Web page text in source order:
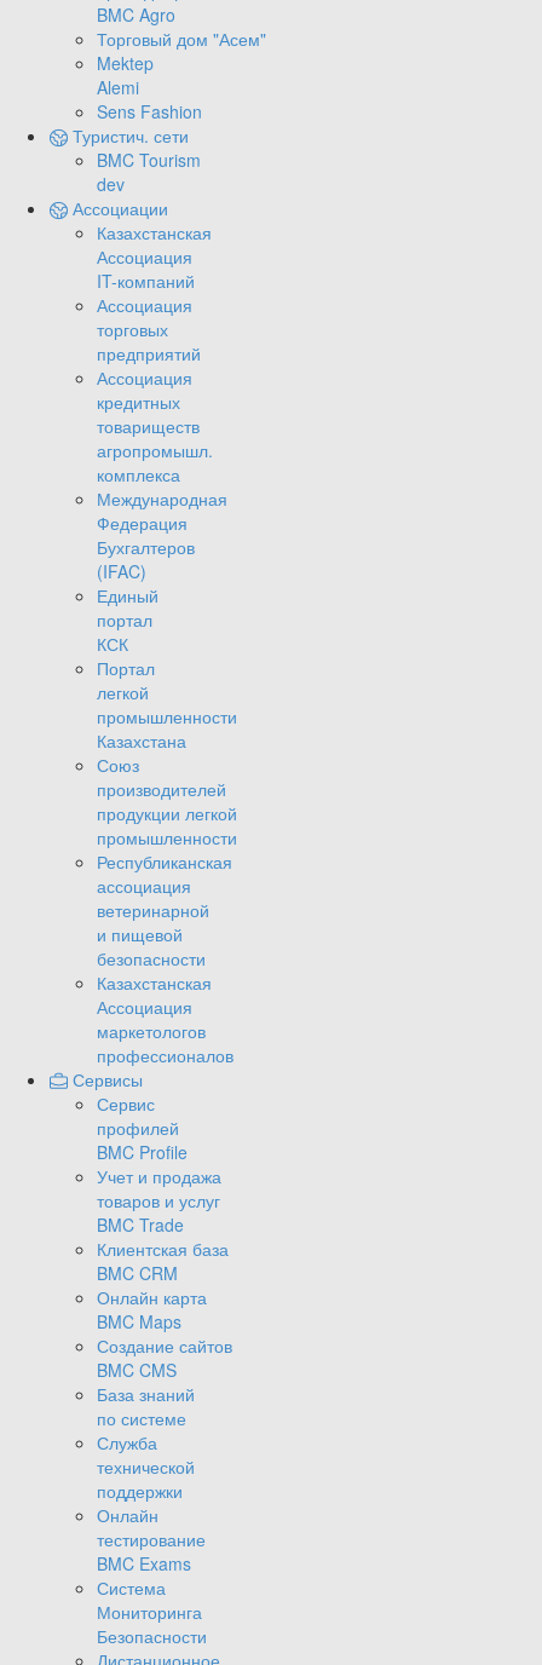
BMC Agro
Торговый дом "Асем"
Mektep
Alemi
Sens Fashion
Туристич. сети
BMC Tourism
dev
Ассоциации
Казахстанская
Ассоциация
IT-компаний
Ассоциация
торговых
предприятий
Ассоциация
кредитных
товариществ
агропромышл.
комплекса
Международная
Федерация
Бухгалтеров
(IFAC)
Единый
портал
КСК
Портал
легкой
промышленности
Казахстана
Союз
производителей
продукции легкой
промышленности
Республиканская
ассоциация
ветеринарной
и пищевой
безопасности
Казахстанская
Ассоциация
маркетологов
профессионалов
Сервисы
Сервис
профилей
BMC Profile
Учет и продажа
товаров и услуг
BMC Trade
Клиентская база
BMC CRM
Онлайн карта
BMC Maps
Создание сайтов
BMC CMS
База знаний
по системе
Служба
технической
поддержки
Онлайн
тестирование
BMC Exams
Система
Мониторинга
Безопасности